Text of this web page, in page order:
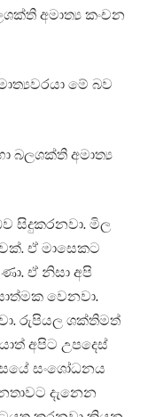
අමාත්‍ය කංචන
මේ බව
බලශක්ති අමාත්‍ය
සිදුකරනවා. මිල
ඒ මාසෙකට
ඒ නිසා අපි
වෙනවා.
රුපියල ශක්තිමත්
අපිට උපදෙස්
සංශෝධනය
දැනෙන